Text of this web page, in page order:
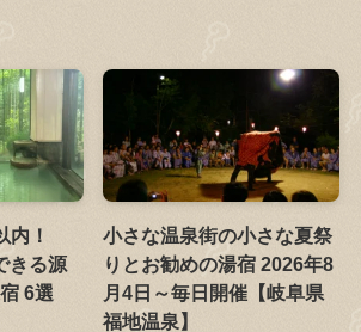
内！
きる源
6選
小さな温泉街の小さな夏祭
りとお勧めの湯宿 2026年8
月4日～毎日開催【岐阜県
福地温泉】